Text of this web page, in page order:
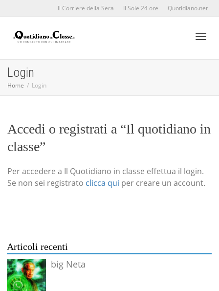
Il Corriere della Sera Il Sole 24 ore Quotidiano.net
Login
Home Login
Accedi o registrati a “Il quotidiano in
classe”
Per accedere a Il Quotidiano in classe effettua il login.
Se non sei registrato clicca qui per creare un account.
Articoli recenti
big Neta